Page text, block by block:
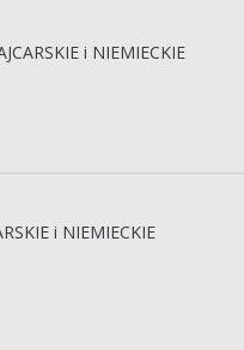
i NIEMIECKIE
i NIEMIECKIE